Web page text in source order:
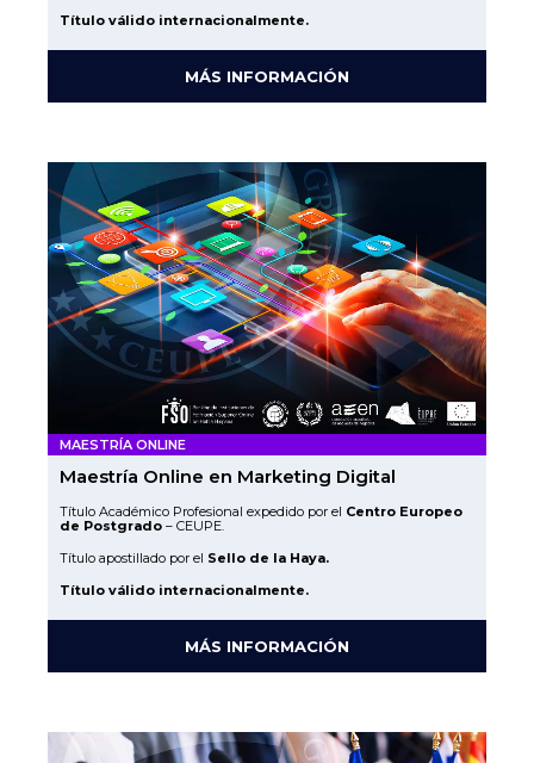
Título válido internacionalmente.
MÁS INFORMACIÓN
MAESTRÍA ONLINE
Maestría Online en Marketing Digital
Título Académico Profesional expedido por el Centro Europeo
de Postgrado – CEUPE.
Título apostillado por el Sello de la Haya.
Título válido internacionalmente.
MÁS INFORMACIÓN